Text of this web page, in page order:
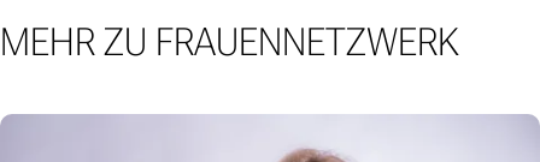
MEHR ZU FRAUENNETZWERK